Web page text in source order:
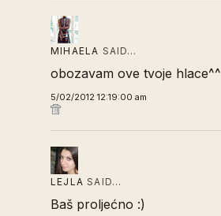
MIHAELA SAID…
obozavam ove tvoje hlace^^
5/02/2012 12:19:00 am
LEJLA SAID…
Baš proljećno :)